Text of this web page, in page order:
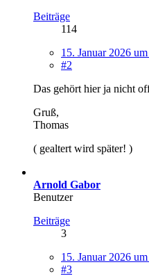
Beiträge
114
15. Januar 2026
#2
Das gehört hier ja nicht
Gruß,
Thomas
( gealtert wird später! )
Arnold Gabor
Benutzer
Beiträge
3
15. Januar 2026
#3